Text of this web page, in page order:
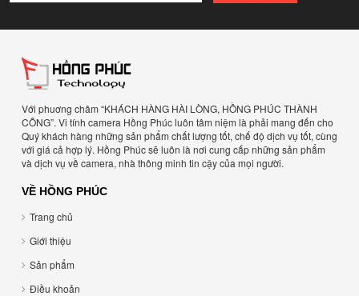
Với phuơng châm “KHÁCH HÀNG HÀI LÒNG, HỒNG PHÚC THÀNH
CÔNG”. Vi tính camera Hồng Phúc luôn tâm niệm là phải mang đến cho
Quý khách hàng những sản phẩm chất lượng tốt, chế độ dịch vụ tốt, cùng
với giá cả hợp lý. Hồng Phúc sẽ luôn là nơi cung cấp những sản phẩm
và dịch vụ về camera, nhà thông minh tin cậy của mọi người.
VỀ HỒNG PHÚC
Trang chủ
Giới thiệu
Sản phẩm
Điều khoản